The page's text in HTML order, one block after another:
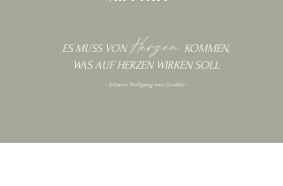
ES MUSS VON Herzen KOMMEN,
WAS AUF HERZEN WIRKENSOLL
- Johann Wolfgang von Goethe -